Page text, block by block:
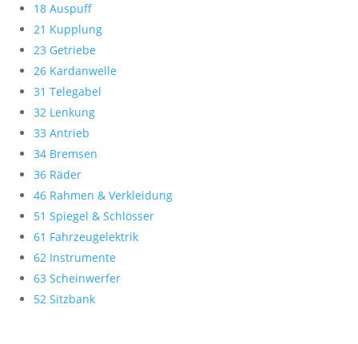
18 Auspuff
21 Kupplung
23 Getriebe
26 Kardanwelle
31 Telegabel
32 Lenkung
33 Antrieb
34 Bremsen
36 Räder
46 Rahmen & Verkleidung
51 Spiegel & Schlösser
61 Fahrzeugelektrik
62 Instrumente
63 Scheinwerfer
52 Sitzbank